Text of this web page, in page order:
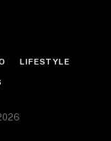
LIFESTYLE